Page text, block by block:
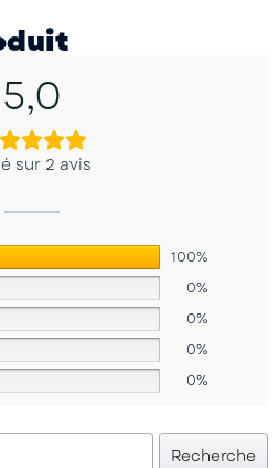
5,0
sur 2 avis
100%
0%
0%
0%
0%
Recherche